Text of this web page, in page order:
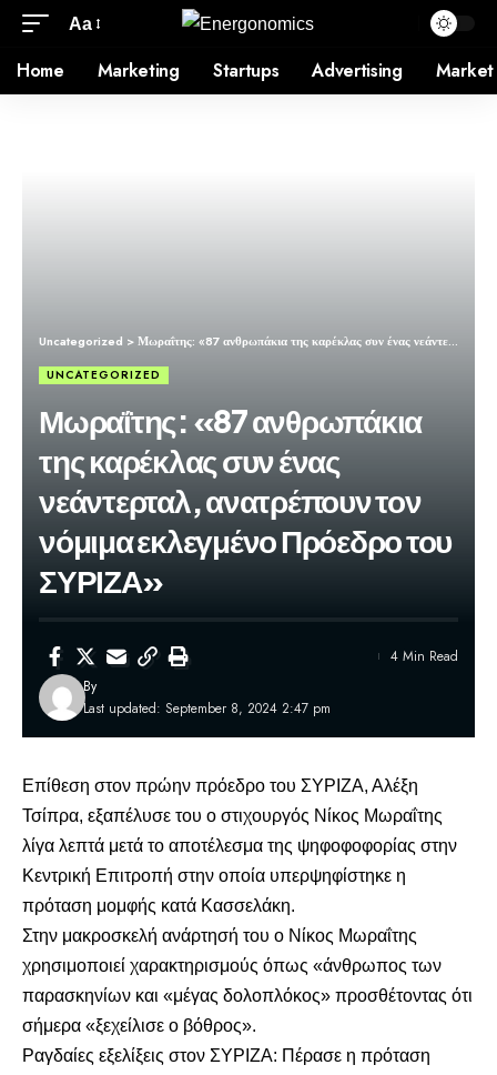
Aa
Home Marketing Startups Advertising Market
Uncategorized >Μωραΐτης: «87 ανθρωπάκια της καρέκλας συν ένας νεάντερταλ, ανατρέπουν τον νόμιμα εκλεγμένο Πρόεδρο του ΣΥΡΙΖΑ»
UNCATEGORIZED
Μωραΐτης: «87 ανθρωπάκια
της καρέκλας συν ένας
νεάντερταλ, ανατρέπουν τον
νόμιμα εκλεγμένο Πρόεδρο του
ΣΥΡΙΖΑ»
Last updated: September 8, 2024 2:47 pm
By
4 Min Read
Επίθεση στον πρώην πρόεδρο του ΣΥΡΙΖΑ, Αλέξη
Τσίπρα, εξαπέλυσε του ο στιχουργός Νίκος Μωραΐτης
λίγα λεπτά μετά το αποτέλεσμα της ψηφοφοφορίας στην
Κεντρική Επιτροπή στην οποία υπερψηφίστηκε η
πρόταση μομφής κατά Κασσελάκη.
Στην μακροσκελή ανάρτησή του ο Νίκος Μωραΐτης
χρησιμοποιεί χαρακτηρισμούς όπως «άνθρωπος των
παρασκηνίων και «μέγας δολοπλόκος» προσθέτοντας ότι
σήμερα «ξεχείλισε ο βόθρος».
Ραγδαίες εξελίξεις στον ΣΥΡΙΖΑ: Πέρασε η πρόταση